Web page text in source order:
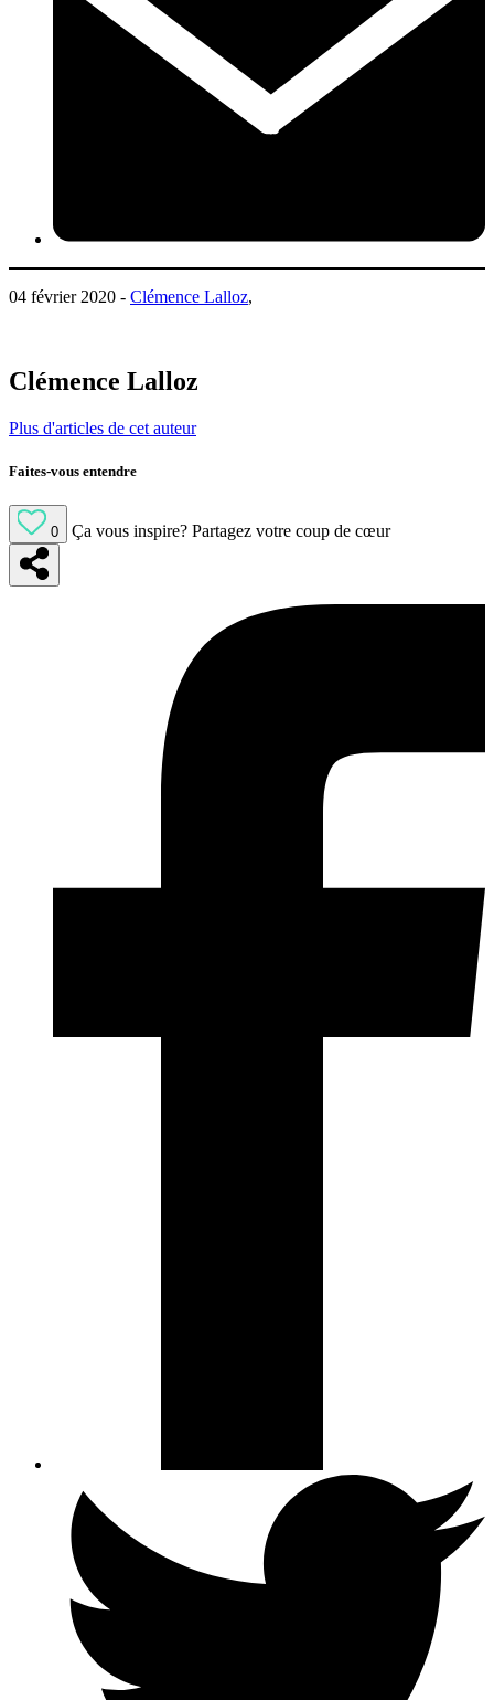
04 février 2020 - Clémence Lalloz,
Clémence Lalloz
Plus d'articles de cet auteur
Faites-vous entendre
0 Ça vous inspire? Partagez votre coup de cœur